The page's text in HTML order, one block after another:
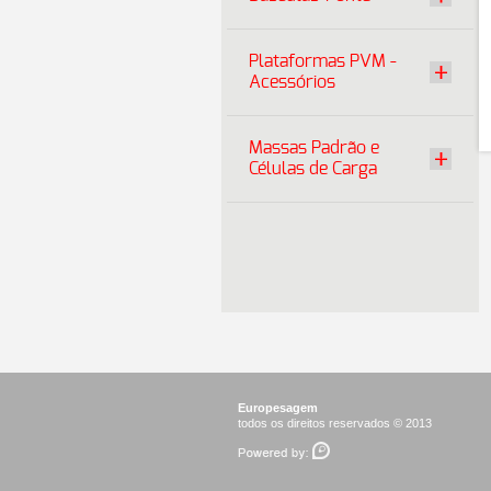
Plataformas PVM -
Acessórios
Massas Padrão e
Células de Carga
Europesagem
todos os direitos reservados © 2013